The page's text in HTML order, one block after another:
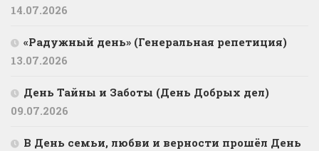
14.07.2026
«Радужный день» (Генеральная репетиция)
13.07.2026
День Тайны и Заботы (День Добрых дел)
09.07.2026
В День семьи, любви и верности прошёл День